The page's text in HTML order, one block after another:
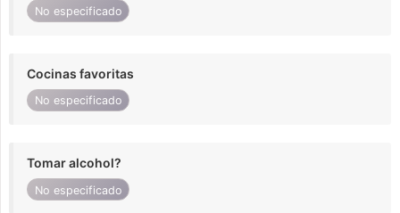
No especificado
Cocinas favoritas
No especificado
Tomar alcohol?
No especificado